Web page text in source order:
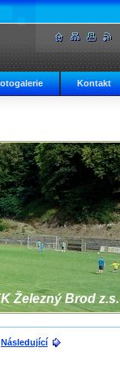
Kontakt
Železný Brod z.s.
Následující